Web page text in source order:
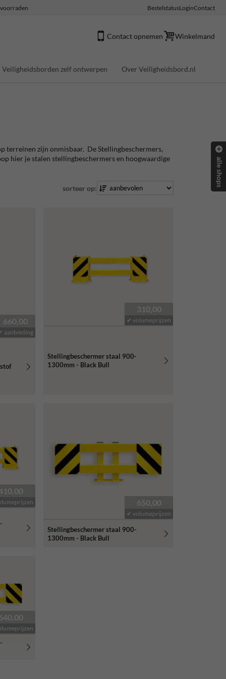
BestelstatusLoginContact
Contact opnemen Winkelmand
Veiligheidsborden zelf ontwerpen Over Veiligheidsbord.nl
terreinen zijn onmisbaar. De Stellingbeschermers,
hier je stalen stellingbeschermers en hoogwaardige
sorteer op:
660,00
aanbieding
310,00
✔ volumeprijzen
Stellingbeschermer staal 900-
1300mm - Black Bull
650,00
✔ volumeprijzen
Stellingbeschermer staal 900-
1300mm - Black Bull
alle shops